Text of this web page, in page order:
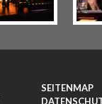
SEITENMAP